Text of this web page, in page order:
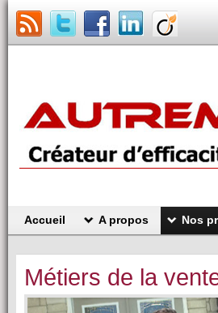
Accueil A propos Nos
Métiers de la